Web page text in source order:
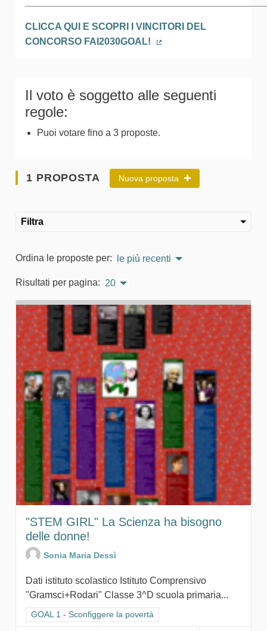
CLICCA QUI E SCOPRI I VINCITORI DEL
CONCORSO FAI2030GOAL!
Il voto è soggetto alle seguenti
regole:
Puoi votare fino a 3 proposte.
1 PROPOSTA Nuova proposta
Filtra
Ordina le proposte per: le più recenti
Risultati per pagina: 20
"STEM GIRL" La Scienza ha bisogno
delle donne!
Sonia Maria Dessì
Dati istituto scolastico Istituto Comprensivo
"Gramsci+Rodari" Classe 3^D scuola primaria...
Filtra i risultati per categoria: GOAL 1 - Sconfiggere la povertà
GOAL 1 - Sconfiggere la povertà